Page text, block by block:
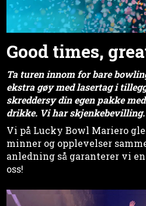
Good times,
Ta turen innom for bare
ekstra gøy med lasertag i
skreddersy din egen pakke
drikke. Vi har skjenkebevilling.
Vi på Lucky Bowl Mariero
minner og opplevelser
anledning så garanterer vi
oss!